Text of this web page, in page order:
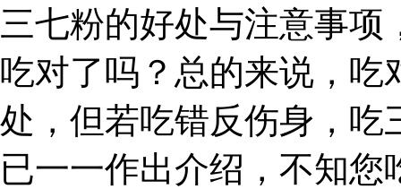
三七粉的好处与注意事
吃对了吗？总的来说，吃
处，但若吃错反伤身，吃
已一一作出介绍，不知